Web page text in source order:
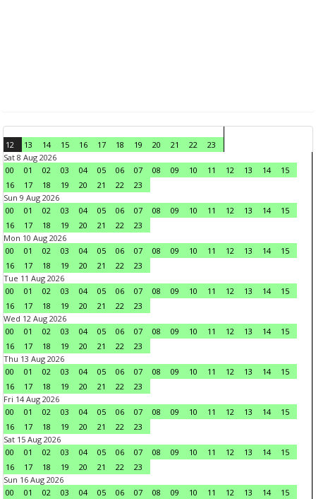
12 13 14 15 16 17 18 19 20 21 22
23
Sat 8 Aug 2026
00
01 02 03 04 05 06 07 08 09 10 11 12 13 14
15
16
17 18 19 20 21 22
23
Sun 9 Aug 2026
00
01 02 03 04 05 06 07 08 09 10 11 12 13 14
15
16
17 18 19 20 21 22
23
Mon 10 Aug 2026
00
01 02 03 04 05 06 07 08 09 10 11 12 13 14
15
16
17 18 19 20 21 22
23
Tue 11 Aug 2026
00
01 02 03 04 05 06 07 08 09 10 11 12 13 14
15
16
17 18 19 20 21 22
23
Wed 12 Aug 2026
00
01 02 03 04 05 06 07 08 09 10 11 12 13 14
15
16
17 18 19 20 21 22
23
Thu 13 Aug 2026
00
01 02 03 04 05 06 07 08 09 10 11 12 13 14
15
16
17 18 19 20 21 22
23
Fri 14 Aug 2026
00
01 02 03 04 05 06 07 08 09 10 11 12 13 14
15
16
17 18 19 20 21 22
23
Sat 15 Aug 2026
00
01 02 03 04 05 06 07 08 09 10 11 12 13 14
15
16
17 18 19 20 21 22
23
Sun 16 Aug 2026
00
01 02 03 04 05 06 07 08 09 10 11 12 13 14 15